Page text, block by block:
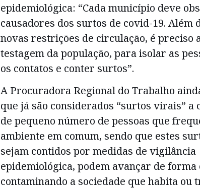
epidemiológica: “Cada município deve
causadores dos surtos de covid-19. Além
novas restrições de circulação, é preciso
testagem da população, para isolar as
os contatos e conter surtos”.
A Procuradora Regional do Trabalho
que já são considerados “surtos virais” a
de pequeno número de pessoas que
ambiente em comum, sendo que estes
sejam contidos por medidas de vigilância
epidemiológica, podem avançar de forma
contaminando a sociedade que habita ou